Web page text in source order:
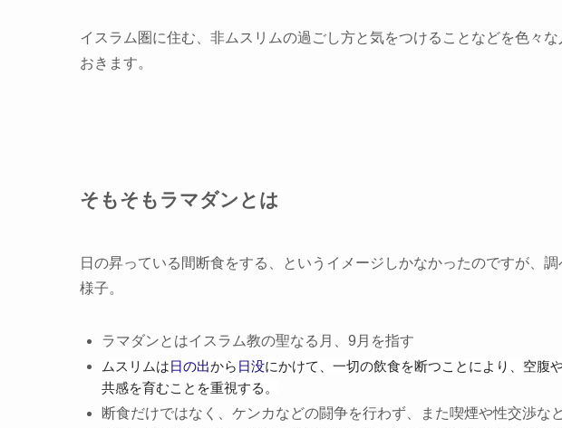
イスラム圏に住む、非ムスリムの過ごし方と気をつけることなどを色々
おきます。
そもそもラマダンとは
日の昇っている間断食をする、というイメージしかなかったのですが、
様子。
ラマダンとはイスラム教の聖なる月、9月を指す
ムスリムは日の出から 日没にかけて、一切の飲食を断つことにより、空腹
共感を育むことを重視する。
断食だけではなく、ケンカなどの闘争を行わず、また喫煙や性交渉な